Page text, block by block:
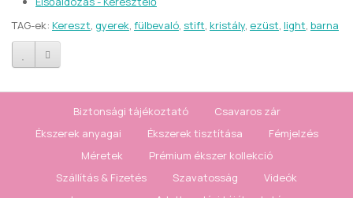
TAG-ek: Kereszt, gyerek, fülbevaló, stift, kristály, ezüst, light, barna
Biztonsági tájékoztató
Csavaros zár
Ékszerek anyagai
Ékszerek tisztítása
Fémjelzés
Méretek
Prémium ékszer kollekció
Szállítás & Fizetés
Szavatosság
Videók